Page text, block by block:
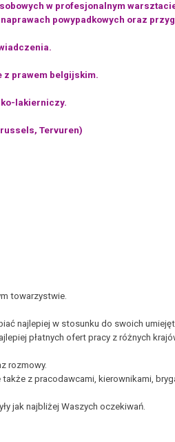
w profesjonalnym
powypadkowych oraz
z prawem belgijskim.
lakierniczy.
Tervuren)
towarzystwie.
najlepiej w stosunku do swoich
płatnych ofert pracy z różnych
rozmowy.
z pracodawcami, kierownikami,
jak najbliżej Waszych oczekiwań.